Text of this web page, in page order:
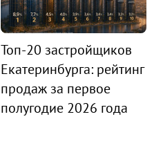
Топ-20 застройщиков
Екатеринбурга: рейтинг
продаж за первое
полугодие 2026 года